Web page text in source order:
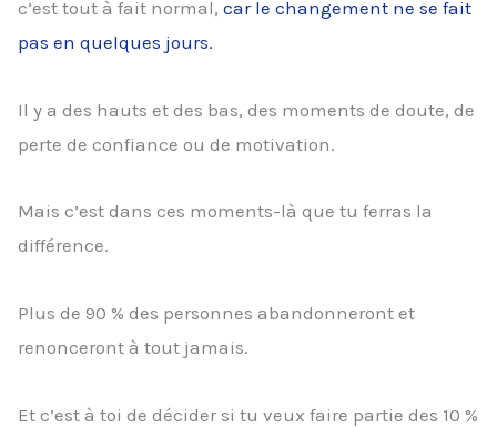
c’est tout à fait normal, car le changement ne se fait
pas en quelques jours.
Il y a des hauts et des bas, des moments de doute, de
perte de confiance ou de motivation.
Mais c’est dans ces moments-là que tu ferras la
différence.
Plus de 90 % des personnes abandonneront et
renonceront à tout jamais.
Et c’est à toi de décider si tu veux faire partie des 10 %